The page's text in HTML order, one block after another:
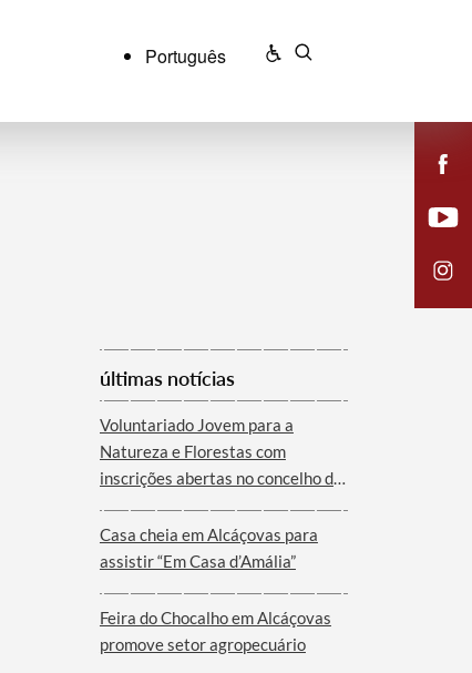
Português
últimas notícias
Voluntariado Jovem para a
Natureza e Florestas com
inscrições abertas no concelho de
Casa cheia em Alcáçovas para
assistir “Em Casa d’Amália”
Feira do Chocalho em Alcáçovas
promove setor agropecuário